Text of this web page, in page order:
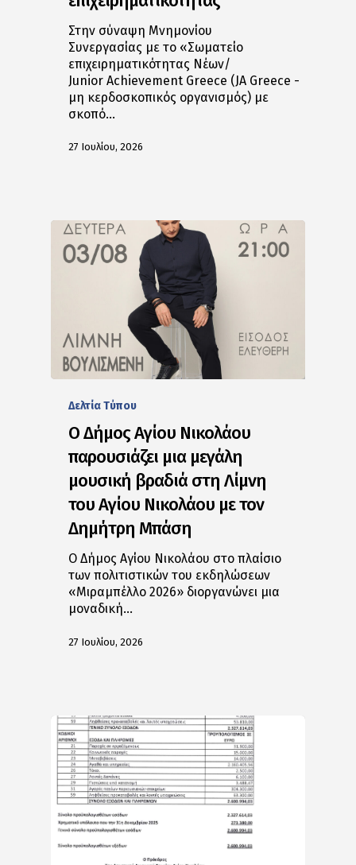
Στην σύναψη Μνημονίου
Συνεργασίας με το «Σωματείο
επιχειρηματικότητας Νέων/
Junior Achievement Greece (JA Greece -
μη κερδοσκοπικός οργανισμός) με
σκοπό…
27 Ιουλίου, 2026
Δελτία Tύπου
Ο Δήμος Αγίου Νικολάου
παρουσιάζει μια μεγάλη
μουσική βραδιά στη Λίμνη
του Αγίου Νικολάου με τον
Δημήτρη Μπάση
Ο Δήμος Αγίου Νικολάου στο πλαίσιο
των πολιτιστικών του εκδηλώσεων
«Μιραμπέλλο 2026» διοργανώνει μια
μοναδική…
27 Ιουλίου, 2026